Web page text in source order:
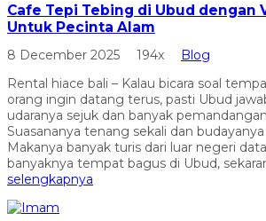
Cafe Tepi Tebing di Ubud dengan
Untuk Pecinta Alam
8 December 2025 194x
Blog
Rental hiace bali – Kalau bicara soal
orang ingin datang terus, pasti Ubud
udaranya sejuk dan banyak
Suasananya tenang sekali dan
Makanya banyak turis dari luar negeri
banyaknya tempat bagus di Ubud,
selengkapnya